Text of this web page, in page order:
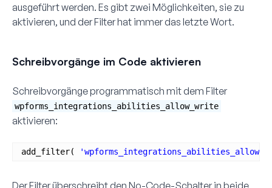
ausgeführt werden. Es gibt zwei Möglichkeiten, sie zu
aktivieren, und der Filter hat immer das letzte Wort.
Schreibvorgänge im Code aktivieren
Schreibvorgänge programmatisch mit dem Filter
wpforms_integrations_abilities_allow_write
aktivieren:
add_filter(
Der Filter überschreibt den No-Code-Schalter in beide